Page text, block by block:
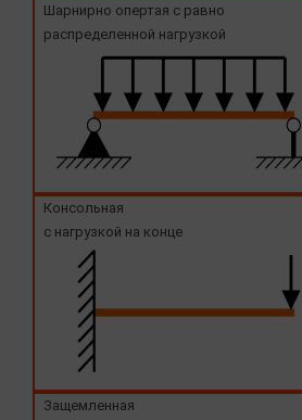
Шарнирно опертая с равно
распределенной нагрузкой
Консольная
с нагрузкой на конце
Защемленная